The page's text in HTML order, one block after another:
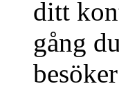
ditt
gång